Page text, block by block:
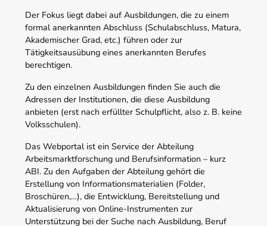
Der Fokus liegt dabei auf Ausbildungen, die zu einem
formal anerkannten Abschluss (Schulabschluss, Matura,
Akademischer Grad, etc.) führen oder zur
Tätigkeitsausübung eines anerkannten Berufes
berechtigen.
Zu den einzelnen Ausbildungen finden Sie auch die
Adressen der Institutionen, die diese Ausbildung
anbieten (erst nach erfüllter Schulpflicht, also z. B. keine
Volksschulen).
Das Webportal ist ein Service der Abteilung
Arbeitsmarktforschung und Berufsinformation – kurz
ABI. Zu den Aufgaben der Abteilung gehört die
Erstellung von Informationsmaterialien (Folder,
Broschüren,…), die Entwicklung, Bereitstellung und
Aktualisierung von Online-Instrumenten zur
Unterstützung bei der Suche nach Ausbildung, Beruf